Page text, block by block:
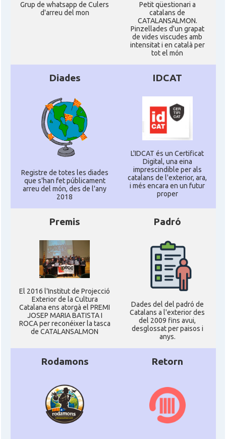
Grup de whatsapp de Culers
d'arreu del mon
Petit qüestionari a
catalans de
CATALANSALMON.
Pinzellades d'un grapat
de vides viscudes amb
intensitat i en català per
tot el món
Diades
Registre de totes les diades
que s'han fet públicament
arreu del món, des de l'any
2018
IDCAT
L'IDCAT és un Certificat
Digital, una eina
imprescindible per als
catalans de l'exterior, ara,
i més encara en un futur
proper
Premis
El 2016 l'Institut de Projecció
Exterior de la Cultura
Catalana ens atorgà el PREMI
JOSEP MARIA BATISTA I
ROCA per reconéixer la tasca
de CATALANSALMON
Padró
Dades del del padró de
Catalans a l'exterior des
del 2009 fins avui,
desglossat per paisos i
anys.
Rodamons Retorn